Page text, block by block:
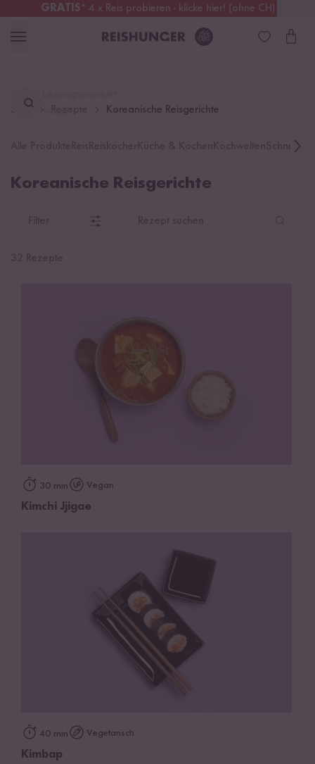
GRATIS* 4 x Reis probieren - klicke hier! (ohne CH)
Schweiz Alle Zölle & Steuern inklusive
finden ...
Start Koreanische Reisgerichte
Schnelle
Koreanische Reisgerichte
30 min Vegan
Kimchi Jjigae
40 min Vegetarisch
Kimbap